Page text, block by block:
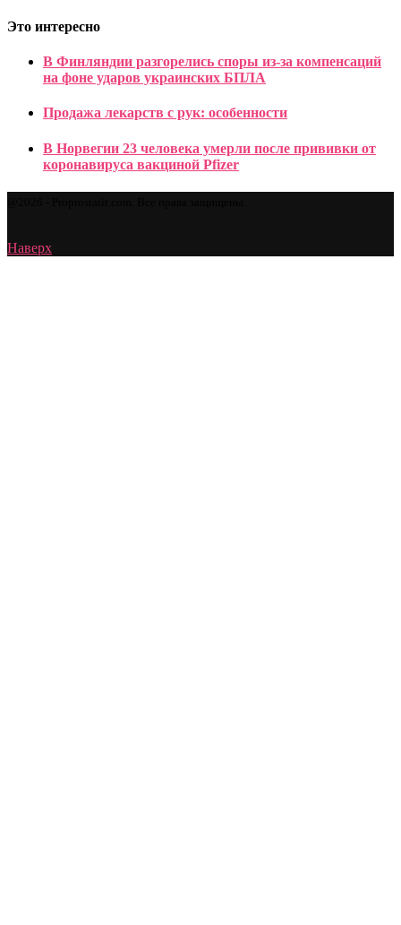
Это интересно
В Финляндии разгорелись споры из-за компенсаций
на фоне ударов украинских БПЛА
Продажа лекарств с рук: особенности
В Норвегии 23 человека умерли после прививки от
коронавируса вакциной Pfizer
Наверх